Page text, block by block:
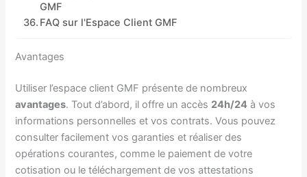
GMF
FAQ sur l'Espace Client GMF
Avantages
Utiliser l’espace client GMF présente de nombreux
avantages. Tout d’abord, il offre un accès 24h/24 à vos
informations personnelles et vos contrats. Vous pouvez
consulter facilement vos garanties et réaliser des
opérations courantes, comme le paiement de votre
cotisation ou le téléchargement de vos attestations